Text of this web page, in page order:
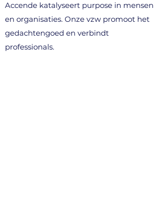
Accende katalyseert purpose in mensen
en organisaties. Onze vzw promoot het
gedachtengoed en verbindt
professionals.